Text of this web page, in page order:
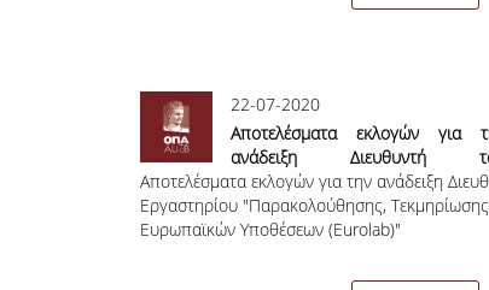
22-07-2020
Αποτελέσματα εκλογών για
ανάδειξη Διευθυντή
Εργαστηρίου
Τεκμηρίωσης και
Ευρωπαϊκών Υποθέσεων (Eurolab)"
Αποτελέσματα εκλογών για την ανάδειξη
Εργαστηρίου "Παρακολούθησης,
Ευρωπαϊκών Υποθέσεων (Eurolab)"